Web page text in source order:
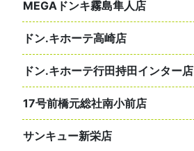
MEGAドンキ霧島隼人店
ドン.キホーテ高崎店
ドン.キホーテ行田持田インター店
17号前橋元総社南小前店
サンキュー新栄店